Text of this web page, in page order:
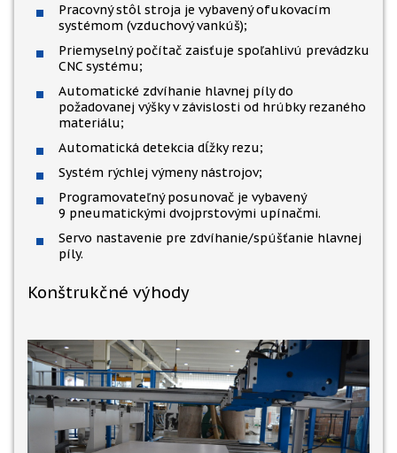
Pracovný stôl stroja je vybavený ofukovacím
systémom (vzduchový vankúš);
Priemyselný počítač zaisťuje spoľahlivú prevádzku
CNC systému;
Automatické zdvíhanie hlavnej píly do
požadovanej výšky v závislosti od hrúbky rezaného
materiálu;
Automatická detekcia dĺžky rezu;
Systém rýchlej výmeny nástrojov;
Programovateľný posunovač je vybavený
9 pneumatickými dvojprstovými upínačmi.
Servo nastavenie pre zdvíhanie/spúšťanie hlavnej
píly.
Konštrukčné výhody